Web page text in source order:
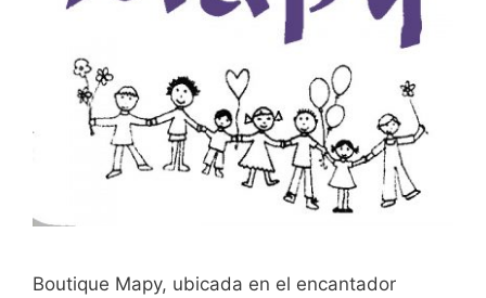
Boutique Mapy, ubicada en el encantador